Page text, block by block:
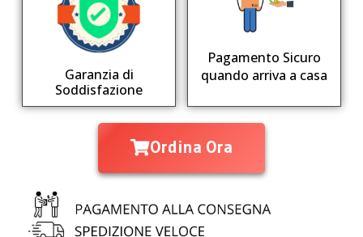
Garanzia di
Soddisfazione
Pagamento Sicuro
quando arriva a casa
Ordina Ora